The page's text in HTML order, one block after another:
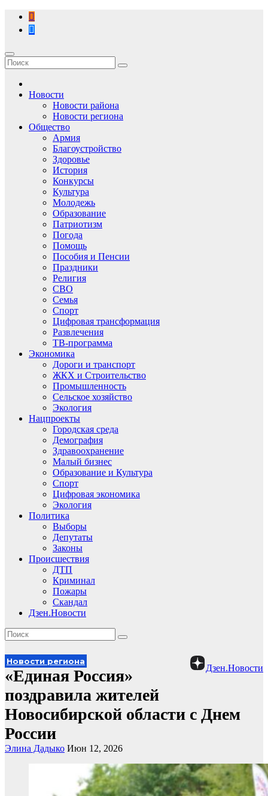
Перейти
содержимому
Новости
Новости района
Новости региона
Общество
Армия
Благоустройство
Здоровье
История
Конкурсы
Культура
Молодежь
Образование
Патриотизм
Погода
Помощь
Пособия и Пенсии
Праздники
Религия
СВО
Семья
Спорт
Цифровая трансформация
Развлечения
ТВ-программа
Экономика
Дороги и транспорт
ЖКХ и Строительство
Промышленность
Сельское хозяйство
Экология
Нацпроекты
Городская среда
Демография
Здравоохранение
Малый бизнес
Образование и Культура
Спорт
Цифровая экономика
Экология
Политика
Выборы
Депутаты
Законы
Происшествия
ДТП
Криминал
Пожары
Скандал
Дзен.Новости
Дзен.Новости
Новости региона
«Единая Россия»
поздравила жителей
Новосибирской области с Днем
России
Элина Дадыко Июн 12, 2026